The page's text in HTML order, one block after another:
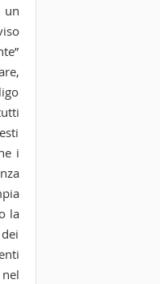
un
i
la